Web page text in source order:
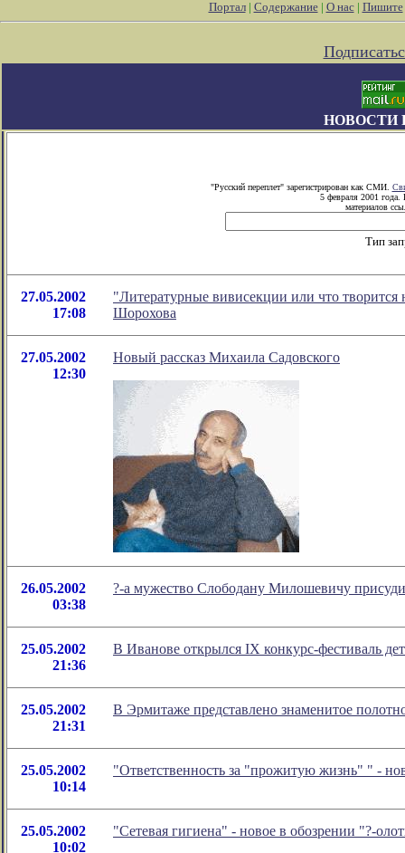
Портал| Содержание| О нас| Пишите
НОВОСТИ
"Русский переплет" зарегистрирован как СМИ.
5 февраля 2001 года.
материалов
Тип
27.05.2002
17:08
"Литературные вивисекции или что
Шорохова
27.05.2002
12:30
Новый рассказ Михаила Садовского
26.05.2002
03:38
?-а мужество Слободану Милошевичу
25.05.2002
21:36
В Иванове открылся IX конкурс-фестиваль
25.05.2002
21:31
В Эрмитаже представлено знаменитое
25.05.2002
10:14
"Ответственность за "прожитую жизнь" " -
25.05.2002
10:02
"Сетевая гигиена" - новое в обозрении "?-